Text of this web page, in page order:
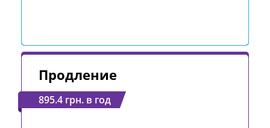
Продление
895.4 грн. в год